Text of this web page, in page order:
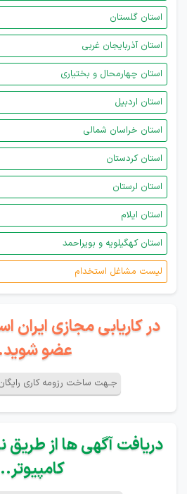
استان گلستان
استان آذربایجان غربی
استان چهارمحال و بختیاری
استان اردبیل
استان خراسان شمالی
استان کردستان
استان لرستان
استان ایلام
استان کهگیلویه و بویراحمد
لیست مشاغل استخدام
در کاریابی مجازی ایران
عضو
جـهت ساخت رزومه کاری
دریافت آگهی ها از طریق